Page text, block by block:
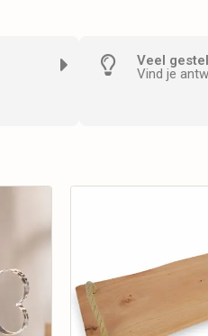
Veel
Vind je